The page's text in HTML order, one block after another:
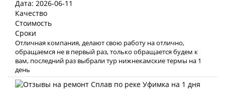
Дата: 2026-06-11
Качество
Стоимость
Сроки
Отличная компания, делают свою работу на отлично,
обращаемся не в первый раз, только обращается будем к
вам, последний раз выбрали тур нижнекамские термы на 1
день